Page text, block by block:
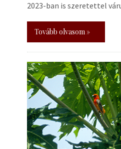
2023-ban is szeretettel
Tovább olvasom »